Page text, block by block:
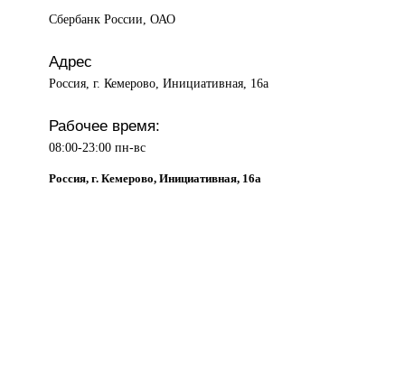
Сбербанк России,ОАО
Адрес
Россия, г. Кемерово, Инициативная, 16а
Рабочее время:
08:00-23:00 пн-вс
Россия, г. Кемерово, Инициативная, 16а